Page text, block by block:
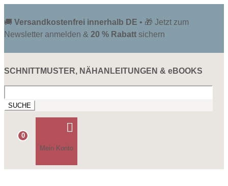
🚚 Versandkostenfrei innerhalb DE • 🎁 Jetzt zum
Newsletter anmelden & 20 % Rabatt sichern
SCHNITTMUSTER, NÄHANLEITUNGEN & eBOOKS
nach:
0

Mein Konto